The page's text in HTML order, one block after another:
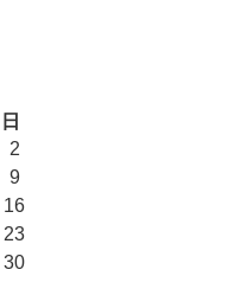
日
2
9
16
23
30